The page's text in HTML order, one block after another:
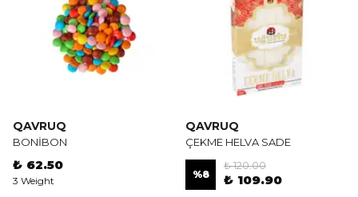
QAVRUQ
BONİBON
₺ 62.50
3 Weight
QAVRUQ
ÇEKME HELVA SADE
%8
₺ 120.00
₺ 109.90